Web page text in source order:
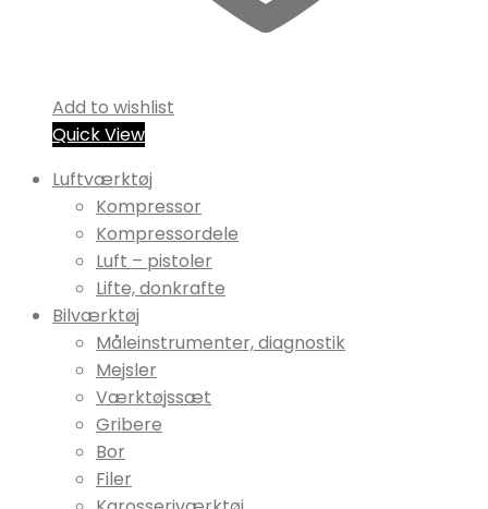
Add to wishlist
Quick View
Luftværktøj
Kompressor
Kompressordele
Luft – pistoler
Lifte, donkrafte
Bilværktøj
Måleinstrumenter, diagnostik
Mejsler
Værktøjssæt
Gribere
Bor
Filer